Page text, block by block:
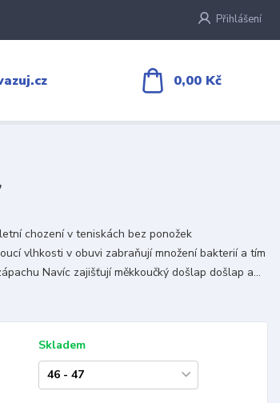
Přihlášení
0,00 Kč
chození v teniskách bez ponožek
vlhkosti v obuvi zabraňují množení bakterií a tím
Navíc zajišťují měkkoučký došlap došlap a...
Skladem